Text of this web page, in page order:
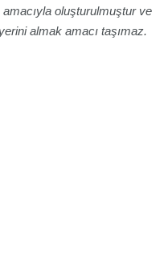
oluşturulmuştur ve
almak amacı taşımaz.